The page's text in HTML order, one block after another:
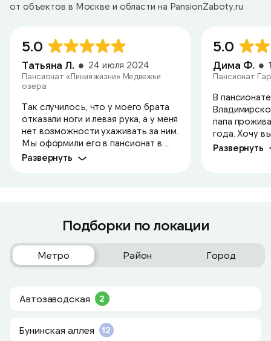
от объектов в Москве и области на PansionZaboty.ru
5.0
Татьяна Л. 24 июля 2024
Пансионат «Линия жизни» Медвежьи
озера
Так случилось, что у моего брата
отказали ноги и левая рука, а у меня
нет возможности ухаживать за ним.
Мы оформили его в пансионат в ...
Развернуть
5.0
Дима Ф.
Пансионат
В
папа
года. Хочу
Развернуть
Подборки по локации
Метро Район Город
Автозаводская 2
Бунинская аллея 12